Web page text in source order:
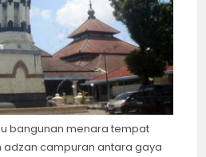
bangunan menara tempat
campuran antara gaya